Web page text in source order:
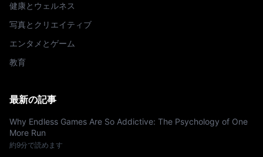
健康とウェルネス
写真とクリエイティブ
エンタメとゲーム
教育
最新の記事
Why Endless Games Are So Addictive: The Psychology of One
More Run
約9分で読めます